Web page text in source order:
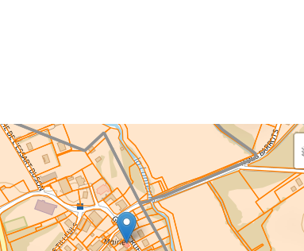
surfaces aménagées par le projet
prendre en compte : bâti, voirie, espaces verts,
— impacts définitifs et temporaires